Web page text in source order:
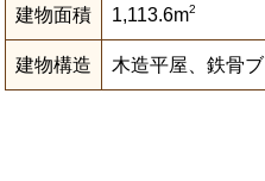
建物面積 1,113.6m2
建物構造 木造平屋、鉄骨